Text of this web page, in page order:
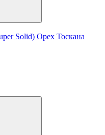
Solid) Орех Тоскана